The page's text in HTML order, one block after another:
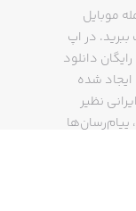
موبایل
در اپ
دانلود
کنید و از مشکلاتی که برای کاربران ایرانی سیستم عامل iOS ایجاد شده
نظیر
پیام‌رسان‌ها